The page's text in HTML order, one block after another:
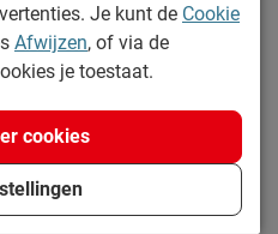
waardoor je
doorslaapt.
Je kunt de Cookie
Afwijzen, of via de
je toestaat.
cookies